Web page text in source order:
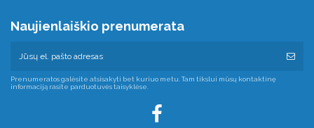
Naujienlaiškio prenumerata
Prenumeratos galėsite atsisakyti bet kuriuo metu. Tam tikslui mūsų kontaktinę
informaciją rasite parduotuvės taisyklėse.